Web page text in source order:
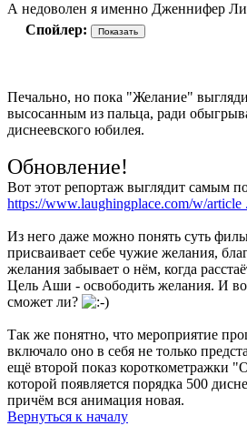
А недоволен я именно Дженнифер
Спойлер:
Печально, но пока "Желание"
высосанным из пальца, ради
диснеевского юбилея.
Обновление!
Вот этот репортаж выглядит самым
https://www.laughingplace.com/w/article
Из него даже можно понять суть
присваивает себе чужие желания,
желания забывает о нём, когда
Цель Аши - освободить желания. И
сможет ли?
Так же понятно, что мероприятие
включало оно в себя не только
ещё второй показ короткометражки
которой появляется порядка 500
причём вся анимация новая.
Вернуться к началу